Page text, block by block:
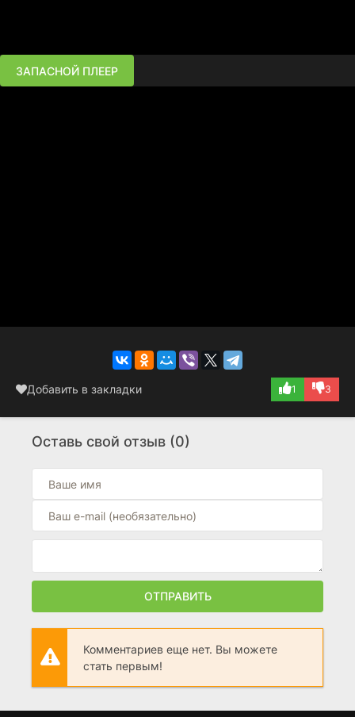
ЗАПАСНОЙ ПЛЕЕР
Добавить в закладки 1 3
Оставь свой отзыв (0)
ОТПРАВИТЬ
Комментариев еще нет. Вы можете
стать первым!